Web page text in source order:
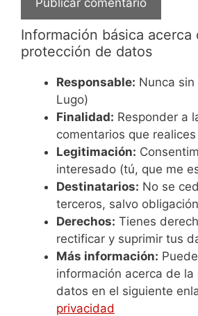
Información básica acerca
protección de datos
Responsable: Nunca sin
Lugo)
Finalidad: Responder a
comentarios que
Legitimación:
interesado (tú, que me
Destinatarios: No se
terceros, salvo
Derechos: Tienes
rectificar y suprimir tus
Más información:
información acerca de
datos en el siguiente
privacidad